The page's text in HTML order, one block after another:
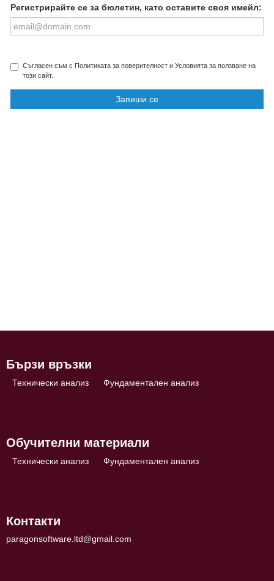
Регистрирайте се за бюлетин, като оставите своя имейл:
Съгласен съм с Политиката за поверителност и Условията за ползване на
този сайт.
Запиши се
Бързи връзки
Технически анализ Фундаментален анализ
Обучителни материали
Технически анализ Фундаментален анализ
Контакти
paragonsoftware.ltd@gmail.com